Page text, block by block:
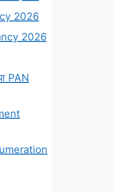
2026
2026
PAN